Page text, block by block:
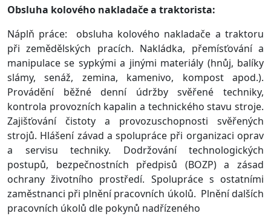
Obsluha kolového nakladače a traktorista:
Náplň práce: obsluha kolového nakladače a traktoru
při zemědělských pracích. Nakládka, přemísťování a
manipulace se sypkými a jinými materiály (hnůj, balíky
slámy, senáž, zemina, kamenivo, kompost apod.).
Provádění běžné denní údržby svěřené techniky,
kontrola provozních kapalin a technického stavu stroje.
Zajišťování čistoty a provozuschopnosti svěřených
strojů. Hlášení závad a spolupráce při organizaci oprav
a servisu techniky. Dodržování technologických
postupů, bezpečnostních předpisů (BOZP) a zásad
ochrany životního prostředí. Spolupráce s ostatními
zaměstnanci při plnění pracovních úkolů. Plnění dalších
pracovních úkolů dle pokynů nadřízeného